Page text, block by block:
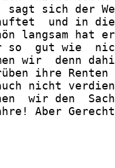
sagt sich der
und in
langsam hat
so  gut wie
wir  denn
ihre
nicht
wir den
Aber